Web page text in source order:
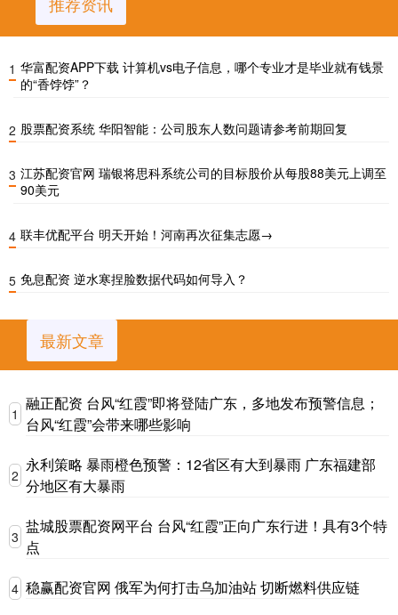
1 华富配资APP下载 计算机vs电子信息，哪个专业才是毕业就有钱景
的“香饽饽”？
2 股票配资系统 华阳智能：公司股东人数问题请参考前期回复
3 江苏配资官网 瑞银将思科系统公司的目标股价从每股88美元上调至
90美元
4 联丰优配平台 明天开始！河南再次征集志愿→
5 免息配资 逆水寒捏脸数据代码如何导入？
最新文章
1
融正配资 台风“红霞”即将登陆广东，多地发布预警信息；
台风“红霞”会带来哪些影响
2
永利策略 暴雨橙色预警：12省区有大到暴雨 广东福建部
分地区有大暴雨
3
盐城股票配资网平台 台风“红霞”正向广东行进！具有3个特
点
4 稳赢配资官网 俄军为何打击乌加油站 切断燃料供应链